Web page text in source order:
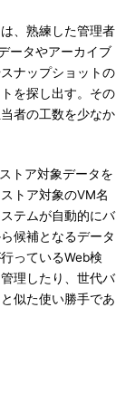
、熟練した管理者
ータやアーカイブ
ナップショットの
を探し出す。その
者の工数を少なか
トア対象データを
トア対象のVM名
テムが自動的にバ
候補となるデータ
っているWeb検
理したり、世代バ
似た使い勝手であ